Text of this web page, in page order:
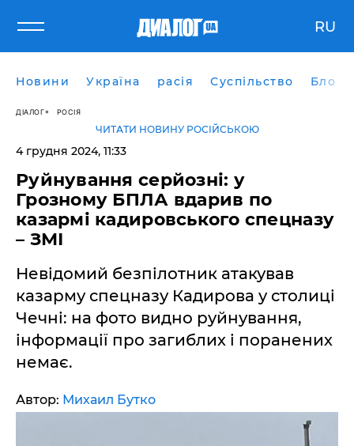
RU
Новини Україна расія Суспільство Блоги
ДІАЛОГ РОСІЯ
ЧИТАТИ НОВИНУ РОСІЙСЬКОЮ
4 грудня 2024, 11:33
Руйнування серйозні: у
Грозному БПЛА вдарив по
казармі кадировського спецназу
– ЗМІ
Невідомий безпілотник атакував
казарму спецназу Кадирова у столиці
Чечні: на фото видно руйнування,
інформації про загиблих і поранених
немає.
Автор: Михаил Бутко